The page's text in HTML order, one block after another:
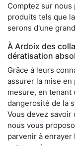
Comptez sur
produits tels que
serons d'une
À Ardoix des
dératisation
Grâce à leurs
assurer la mise
mesure, en tenant
dangerosité de la
Vous devez
nous vous
parvenir à